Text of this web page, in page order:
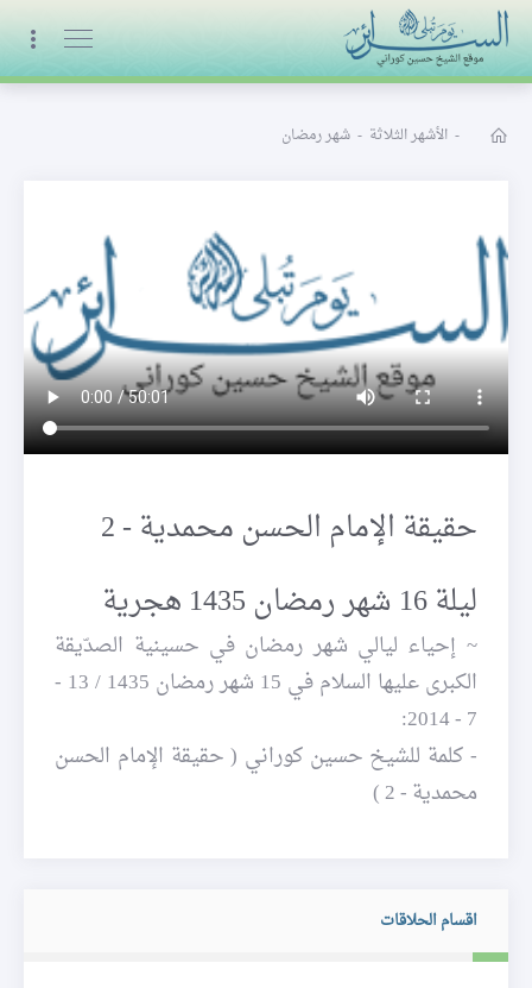
البث المباشر
- الأشهر الثلاثة - شهر رمضان
حقيقة الإمام الحسن محمدية - 2
ليلة 16 شهر رمضان 1435 هجرية
~ إحياء ليالي شهر رمضان في حسينية الصدّيقة
الكبرى عليها السلام في 15 شهر رمضان 1435 / 13 -
7 - 2014:
- كلمة للشيخ حسين كوراني ( حقيقة الإمام الحسن
محمدية - 2 )
اقسام الحلاقات